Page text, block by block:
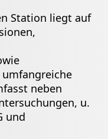
Station liegt auf
neben
u.
und